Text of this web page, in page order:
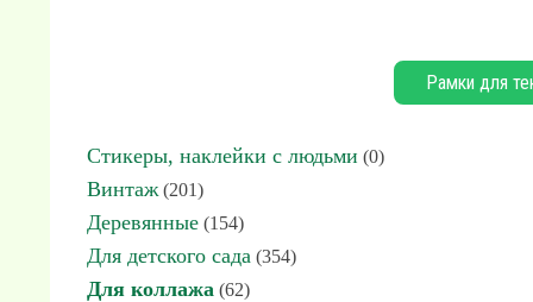
Рамки для
Стикеры, наклейки с людьми (0)
Винтаж (201)
Деревянные (154)
Для детского сада (354)
Для коллажа (62)